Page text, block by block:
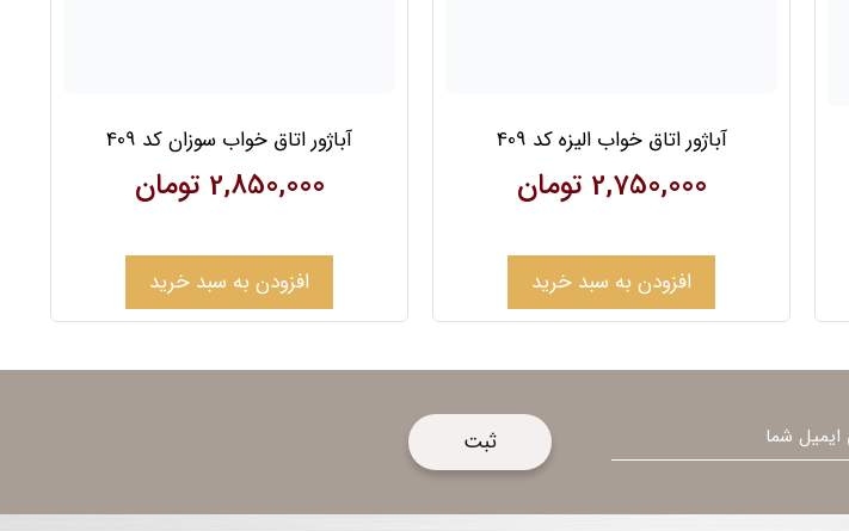
آباژور اتاق خواب الیزه کد 409
2,750,000 تومان
افزودن به سبد خرید
آباژور اتاق خواب سوزان کد 409
2,850,000 تومان
افزودن به سبد خرید